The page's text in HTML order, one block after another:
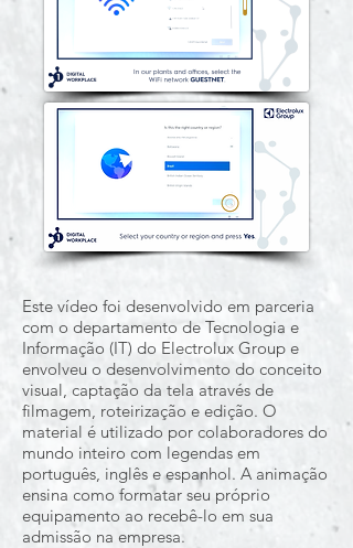
Este vídeo foi desenvolvido em parceria
com o departamento de Tecnologia e
Informação (IT) do Electrolux Group e
envolveu o desenvolvimento do conceito
visual, captação da tela através de
filmagem, roteirização e edição. O
material é utilizado por colaboradores do
mundo inteiro com legendas em
português, inglês e espanhol. A animação
ensina como formatar seu próprio
equipamento ao recebê-lo em sua
admissão na empresa.